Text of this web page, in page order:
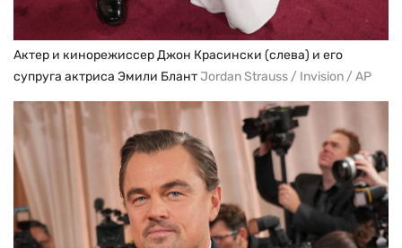
Актер и кинорежиссер Джон Красински (слева) и его
супруга актриса Эмили БлантJordan Strauss / Invision / AP